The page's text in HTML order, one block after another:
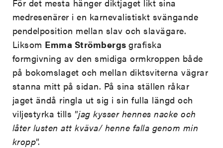
För det mesta hänger diktjaget likt sina
medresenärer i en karnevalistiskt svängande
pendelposition mellan slav och slavägare.
Liksom Emma Strömbergsgrafiska
formgivning av den smidiga ormkroppen både
på bokomslaget och mellan diktsviterna vägrar
stanna mitt på sidan. På sina ställen råkar
jaget ändå ringla ut sig i sin fulla längd och
viljestyrka tills ”jag kysser hennes nacke och
låter lusten att kväva/ henne falla genom min
kropp”.